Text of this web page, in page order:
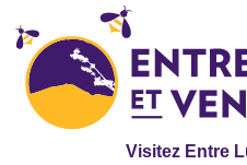
Visitez Entre